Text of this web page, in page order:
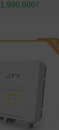
1.990.000₫